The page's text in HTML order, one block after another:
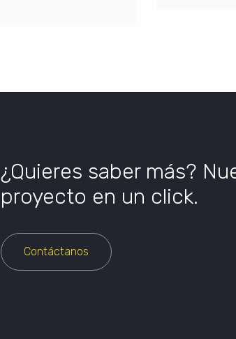
¿Quieres saber más?
proyecto en un click.
Contáctanos